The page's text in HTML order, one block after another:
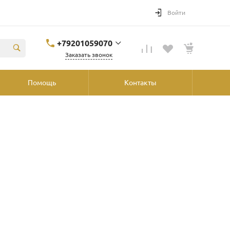
Войти
+79201059070
Заказать звонок
Помощь Контакты